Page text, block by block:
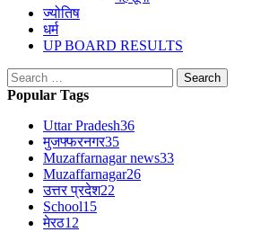
ज्योतिष
धर्म
UP BOARD RESULTS
Search
for:
Popular Tags
Uttar Pradesh36
मुजफ्फरनगर35
Muzaffarnagar news33
Muzaffarnagar26
उत्तर प्रदेश22
School15
मेरठ12